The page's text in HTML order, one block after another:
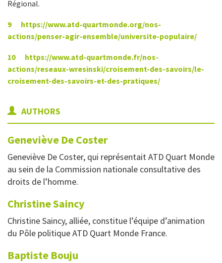
Régional.
9
https://www.atd-quartmonde.org/nos-
actions/penser-agir-ensemble/universite-populaire/
10
https://www.atd-quartmonde.fr/nos-
actions/reseaux-wresinski/croisement-des-savoirs/le-
croisement-des-savoirs-et-des-pratiques/
AUTHORS
Geneviève De Coster
Geneviève De Coster, qui représentait ATD Quart Monde
au sein de la Commission nationale consultative des
droits de l’homme.
ChristineSaincy
Christine Saincy, alliée, constitue l’équipe d’animation
du Pôle politique ATD Quart Monde France.
Baptiste Bouju